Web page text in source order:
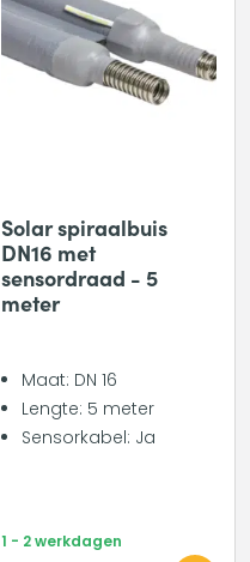
Solar spiraalbuis
DN16 met
sensordraad - 5
meter
Maat: DN 16
Lengte: 5 meter
Sensorkabel: Ja
1 - 2 werkdagen